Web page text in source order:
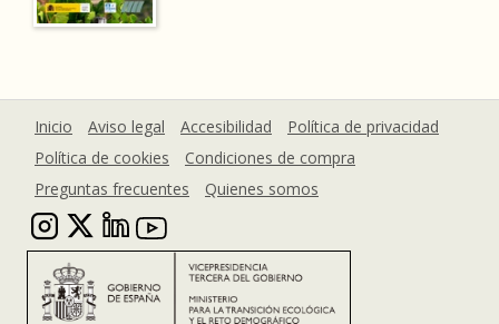
Ver todas... (165)
Castellano
Català
English
Galego
Português
EDITORIALES
Inicio Aviso legal Accesibilidad
Política de privacidad
Política de cookies
Condiciones de compra
Preguntas frecuentes
Quienes somos